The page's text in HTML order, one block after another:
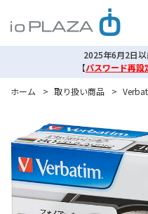
2025年6月2日
【パスワード再設
ホーム
> 取り扱い商品 >